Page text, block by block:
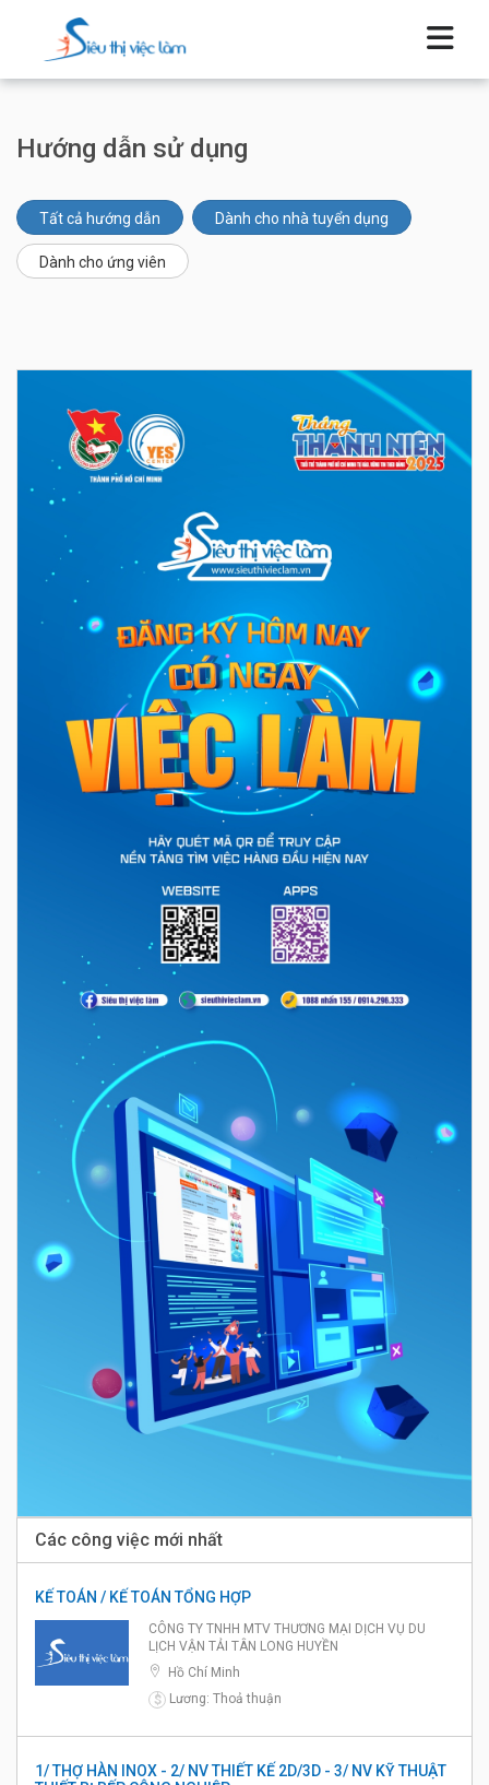
Hướng dẫn sử dụng
Tất cả hướng dẫn Dành cho nhà tuyển dụng
Dành cho ứng viên
Các công việc mới nhất
KẾ TOÁN / KẾ TOÁN TỔNG HỢP
CÔNG TY TNHH MTV THƯƠNG MẠI DỊCH VỤ DU
LỊCH VẬN TẢI TÂN LONG HUYỀN
Hồ Chí Minh
$
Lương: Thoả thuận
1/ THỢ HÀN INOX - 2/ NV THIẾT KẾ 2D/3D - 3/ NV KỸ THUẬT